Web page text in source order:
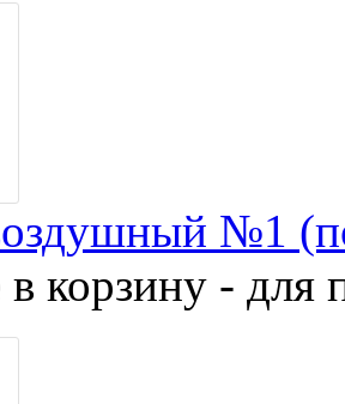
№1
в корзину - для